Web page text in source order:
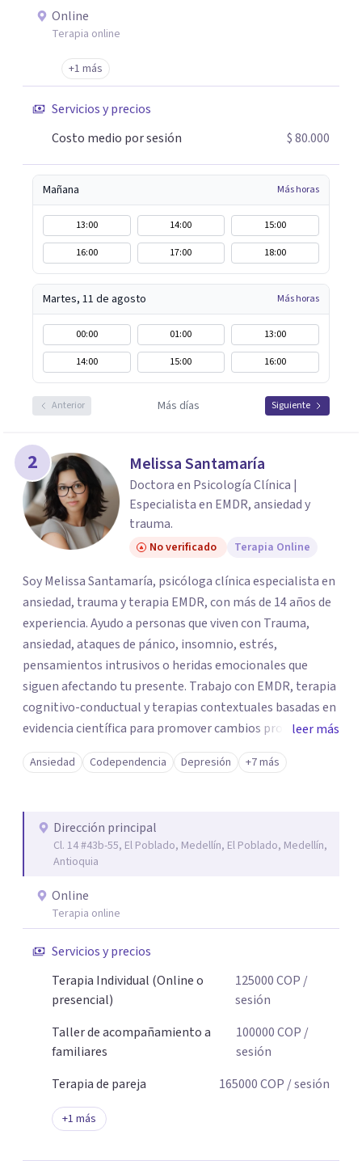
Online
Terapia online
+1 más
Servicios y precios
Costo medio por sesión
$ 80.000
Mañana Más horas
13:00 14:00
15:00
16:00
17:00 18:00
Martes, 11 de agosto Más horas
00:00 01:00
13:00
14:00
15:00 16:00
Anterior Más días Siguiente
2 Melissa Santamaría
Doctora en Psicología Clínica |
Especialista en EMDR, ansiedad y
trauma.
No verificado Terapia Online
Soy Melissa Santamaría, psicóloga clínica especialista en
ansiedad, trauma y terapia EMDR, con más de 14 años de
experiencia. Ayudo a personas que viven con Trauma,
ansiedad, ataques de pánico, insomnio, estrés,
pensamientos intrusivos o heridas emocionales que
siguen afectando tu presente. Trabajo con EMDR, terapia
cognitivo-conductual y terapias contextuales basadas en
evidencia científica para promover cambios profundos y
duraderos. Atiendo adultos, adolescentes, parejas y
familias de forma presencial en Medellín y online, en un
leer más
Ansiedad Codependencia Depresión +7 más
Dirección principal
Cl. 14 #43b-55, El Poblado, Medellín, El Poblado, Medellín,
Antioquia
Online
Terapia online
Servicios y precios
Terapia Individual (Online o
presencial)
125000COP /
sesión
Taller de acompañamiento a
familiares
100000COP /
sesión
Terapia de pareja
165000COP / sesión
+1 más